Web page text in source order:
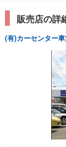
販売店の詳
(有)カーセンター